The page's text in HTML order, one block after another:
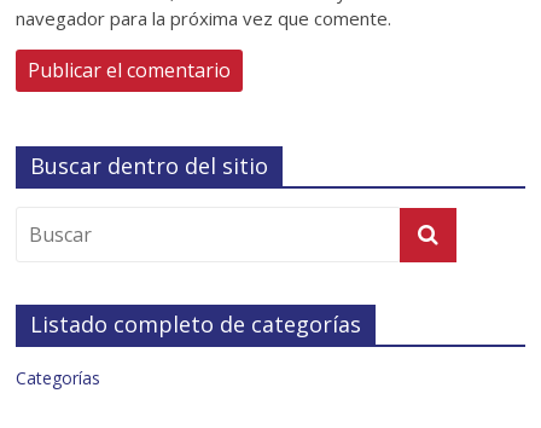
navegador para la próxima vez que comente.
Buscar dentro del sitio
Listado completo de categorías
Categorías